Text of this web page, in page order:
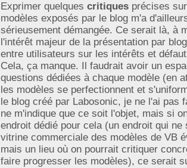
Exprimer quelques critiquesprécises
modèles exposés par le blog m'a
sérieusement démangée. Ce serait là, à
l'intérêt majeur de la présentation par
entre utilisateurs sur les intérêts et
Cela, ça manque. Il faudrait avoir un
questions dédiées à chaque modèle (en
les modèles se perfectionnent et
le blog créé par Labosonic, je ne l'ai pas
ne m'indique que ce soit l'objet, mais si
endroit dédié pour cela (un endroit qui ne
vitrine commerciale des modèles de VB
mais un lieu où on pourrait critiquer
faire progresser les modèles), ce serait